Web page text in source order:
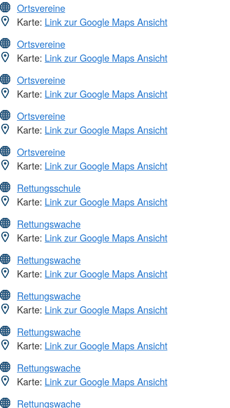
Ortsvereine
Karte: Link zur Google Maps Ansicht
Ortsvereine
Karte: Link zur Google Maps Ansicht
Ortsvereine
Karte: Link zur Google Maps Ansicht
Ortsvereine
Karte: Link zur Google Maps Ansicht
Ortsvereine
Karte: Link zur Google Maps Ansicht
Rettungsschule
Karte: Link zur Google Maps Ansicht
Rettungswache
Karte: Link zur Google Maps Ansicht
Rettungswache
Karte: Link zur Google Maps Ansicht
Rettungswache
Karte: Link zur Google Maps Ansicht
Rettungswache
Karte: Link zur Google Maps Ansicht
Rettungswache
Karte: Link zur Google Maps Ansicht
Rettungswache